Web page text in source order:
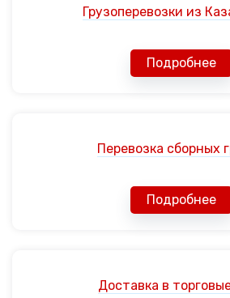
Грузоперевозки из
Подробнее
Перевозка сборных
Подробнее
Доставка в